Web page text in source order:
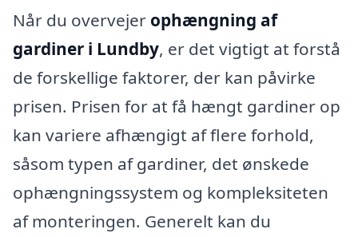
Når du overvejer ophængning af
gardiner i Lundby, er det vigtigt at forstå
de forskellige faktorer, der kan påvirke
prisen. Prisen for at få hængt gardiner op
kan variere afhængigt af flere forhold,
såsom typen af gardiner, det ønskede
ophængningssystem og kompleksiteten
af monteringen. Generelt kan du